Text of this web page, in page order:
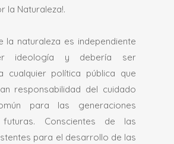
la Naturaleza!.
la naturaleza es independiente
ideología y debería ser
cualquier política pública que
responsabilidad del cuidado
para las generaciones
Conscientes de las
para el desarrollo de las